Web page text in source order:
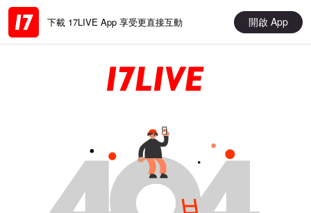
下載 17LIVE App 享受更直接互動 開啟 App